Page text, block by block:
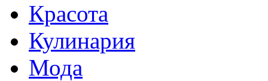
Красота
Кулинария
Мода